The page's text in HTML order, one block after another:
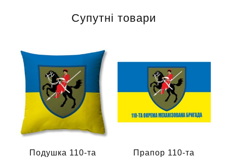
Супутні товари
Подушка 110-та
Прапор 110-та